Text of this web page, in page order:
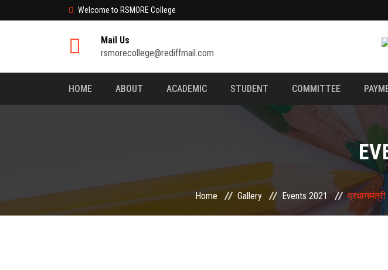
Welcome to RSMORE College
Mail Us
rsmorecollege@rediffmail.com
HOME ABOUT ACADEMIC STUDENT COMMITTEE
Home Gallery Events 2021